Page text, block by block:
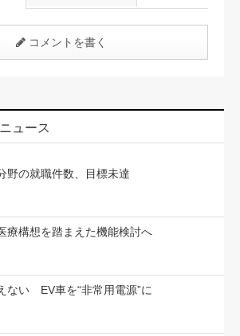
コメントを書く
ュース
野の就職件数、目標未達
療構想を踏まえた機能検討へ
ない EV車を“非常用電源”に